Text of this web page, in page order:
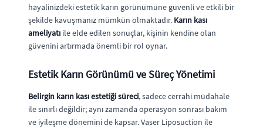
hayalinizdeki estetik karın görünümüne güvenli ve etkili bir
şekilde kavuşmanız mümkün olmaktadır. Karın kası
ameliyatı ile elde edilen sonuçlar, kişinin kendine olan
güvenini artırmada önemli bir rol oynar.
Estetik Karın Görünümü ve Süreç Yönetimi
Belirgin karın kası estetiği süreci, sadece cerrahi müdahale
ile sınırlı değildir; aynı zamanda operasyon sonrası bakım
ve iyileşme dönemini de kapsar. Vaser Liposuction ile